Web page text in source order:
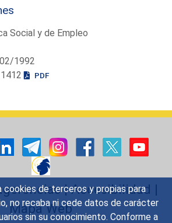
cookies de terceros y propias para
no recaba ni cede datos de carácter
sin su conocimiento. Conforme a
Social y de Empleo
1992
PDF
|Accesibilidad |
Mapa Web